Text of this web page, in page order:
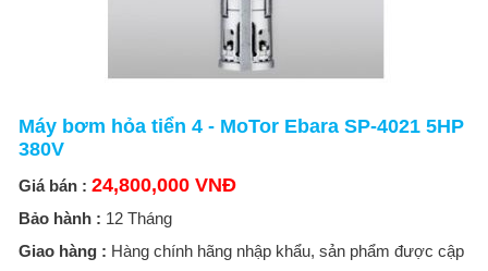
Máy bơm hỏa tiển 4 - MoTor Ebara SP-4021 5HP
380V
Giá bán : 24,800,000 VNĐ
Bảo hành : 12 Tháng
Giao hàng : Hàng chính hãng nhập khẩu, sản phẩm được cập